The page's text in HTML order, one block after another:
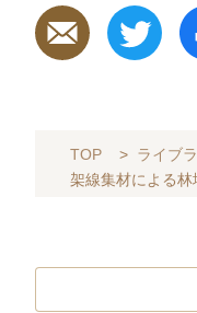
TOP > ライブ
架線集材による林